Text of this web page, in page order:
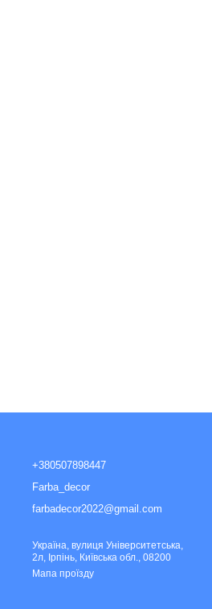
+380507898447
Farba_decor
farbadecor2022@gmail.com
Україна, вулиця Університетська,
2л, Ірпінь, Київська обл., 08200
Мапа проїзду